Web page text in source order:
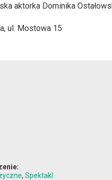
aktorka Dominika
ul. Mostowa 15
,Spektakl